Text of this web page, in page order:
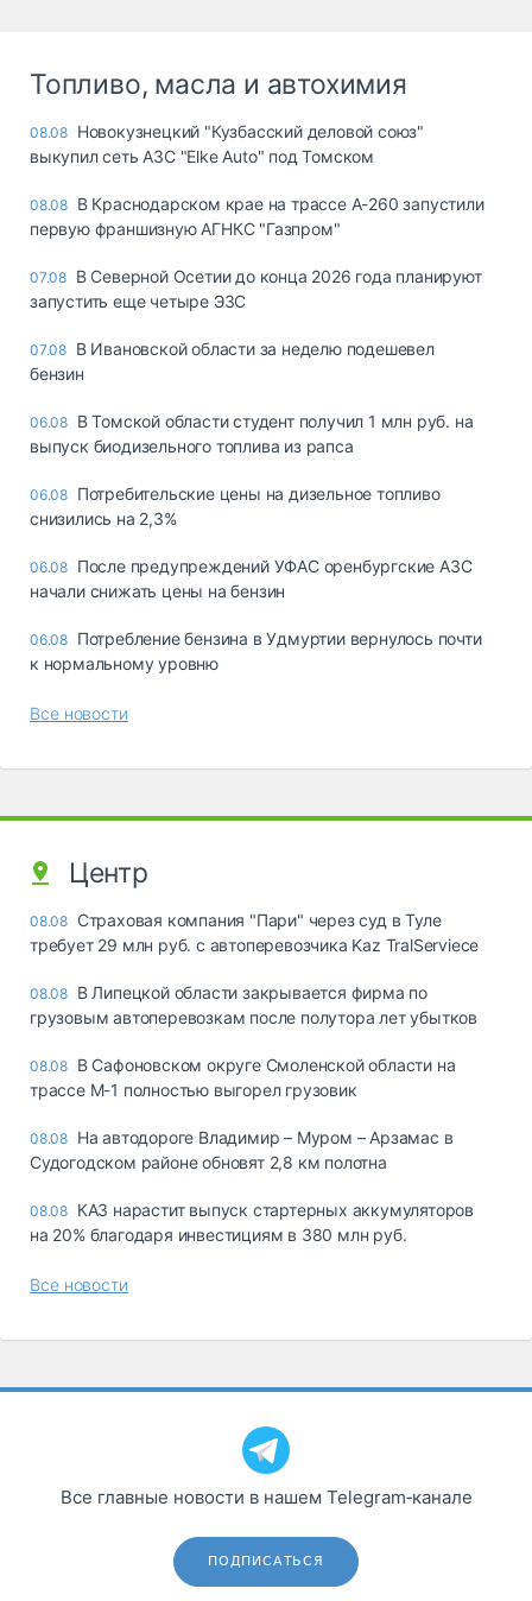
Топливо, масла и автохимия
08.08 Новокузнецкий "Кузбасский деловой союз"
выкупил сеть АЗС "Elke Auto" под Томском
08.08 В Краснодарском крае на трассе А-260 запустили
первую франшизную АГНКС "Газпром"
07.08 В Северной Осетии до конца 2026 года планируют
запустить еще четыре ЭЗС
07.08 В Ивановской области за неделю подешевел
бензин
06.08 В Томской области студент получил 1 млн руб. на
выпуск биодизельного топлива из рапса
06.08 Потребительские цены на дизельное топливо
снизились на 2,3%
06.08 После предупреждений УФАС оренбургские АЗС
начали снижать цены на бензин
06.08 Потребление бензина в Удмуртии вернулось почти
к нормальному уровню
Все новости
Центр
08.08 Страховая компания "Пари" через суд в Туле
требует 29 млн руб. с автоперевозчика Kaz TralServiece
08.08 В Липецкой области закрывается фирма по
грузовым автоперевозкам после полутора лет убытков
08.08 В Сафоновском округе Смоленской области на
трассе М-1 полностью выгорел грузовик
08.08 На автодороге Владимир – Муром – Арзамас в
Судогодском районе обновят 2,8 км полотна
08.08 КАЗ нарастит выпуск стартерных аккумуляторов
на 20% благодаря инвестициям в 380 млн руб.
Все новости
Все главные новости в нашем Telegram‑канале
ПОДПИСАТЬСЯ